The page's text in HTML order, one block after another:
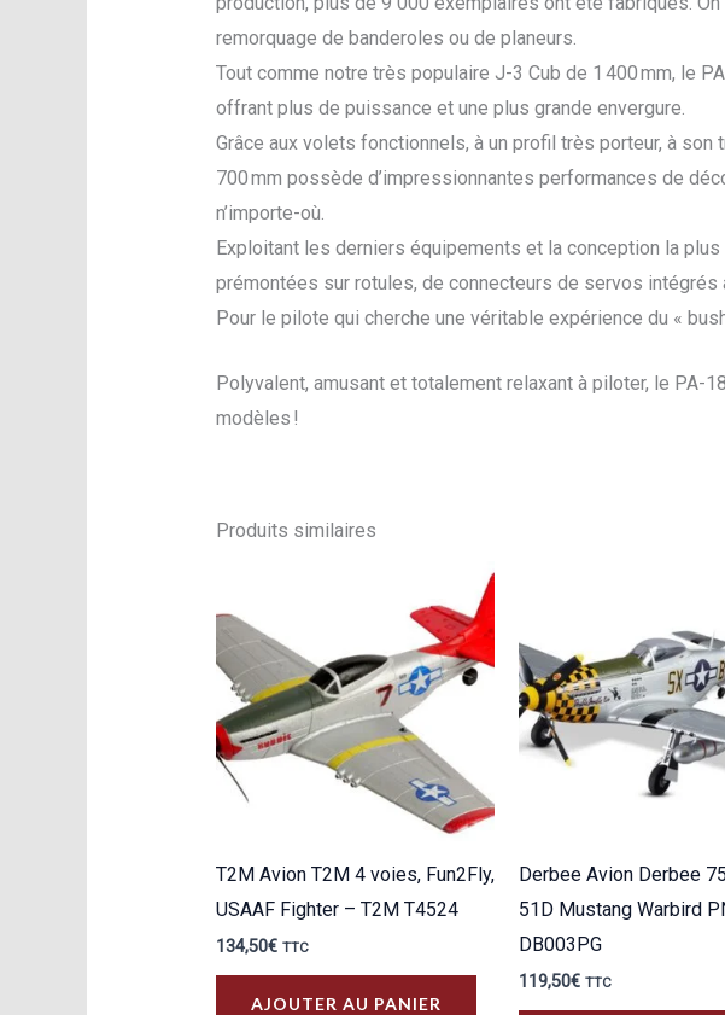
remorquage de banderoles ou de planeurs.
Tout comme notre très populaire J-3 Cub de 1 400 mm, le
offrant plus de puissance et une plus grande envergure.
Grâce aux volets fonctionnels, à un profil très porteur, à
700 mm possède d’impressionnantes performances de
n’importe-où.
Exploitant les derniers équipements et la conception la
prémontées sur rotules, de connecteurs de servos
Pour le pilote qui cherche une véritable expérience du «
Polyvalent, amusant et totalement relaxant à piloter, le PA-
modèles !
Produits similaires
T2M Avion T2M 4 voies, Fun2Fly,
USAAF Fighter – T2M T4524
134,50€ TTC
AJOUTER AU PANIER
Derbee Avion Derbee
51D Mustang Warbird
DB003PG
119,50€ TTC